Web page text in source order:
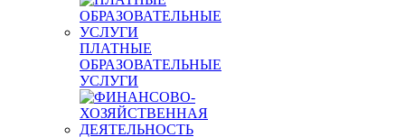
ПЛАТНЫЕ
ОБРАЗОВАТЕЛЬНЫЕ
УСЛУГИ